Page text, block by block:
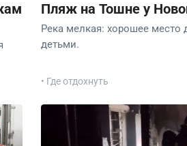
Пляж на Тошне у
Река мелкая: хорошее место
детьми.
• Где отдохнуть